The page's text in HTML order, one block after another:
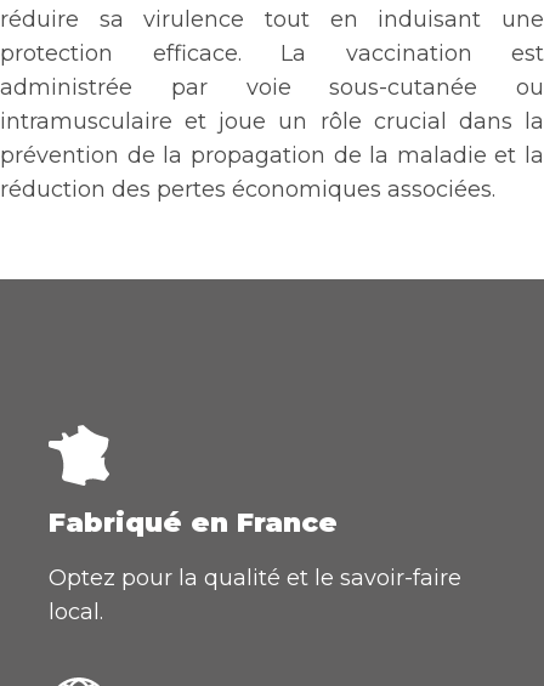
réduire sa virulence tout en induisant une
protection efficace. La vaccination est
administrée par voie sous-cutanée ou
intramusculaire et joue un rôle crucial dans la
prévention de la propagation de la maladie et la
réduction des pertes économiques associées.
Fabriqué en France
Optez pour la qualité et le savoir-faire
local.